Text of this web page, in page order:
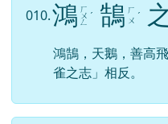
010.鴻 ㄏ
ㄨ
ㄥ
ˊ 鵠 ㄏ
ㄨ ˊ 之
鴻鵠，天鵝，善高
雀之志」相反。